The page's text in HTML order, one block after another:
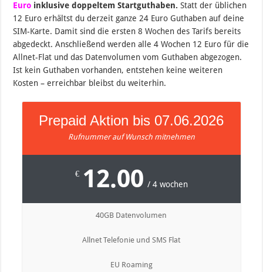
Euro inklusive doppeltem Startguthaben. Statt der üblichen
12 Euro erhältst du derzeit ganze 24 Euro Guthaben auf deine
SIM-Karte. Damit sind die ersten 8 Wochen des Tarifs bereits
abgedeckt. Anschließend werden alle 4 Wochen 12 Euro für die
Allnet-Flat und das Datenvolumen vom Guthaben abgezogen.
Ist kein Guthaben vorhanden, entstehen keine weiteren
Kosten – erreichbar bleibst du weiterhin.
Prepaid Aktion bis 07.06.2026
Rufnummer auf Wunsch mitnehmen
€ 12.00 / 4 wochen
40GB Datenvolumen
Allnet Telefonie und SMS Flat
EU Roaming